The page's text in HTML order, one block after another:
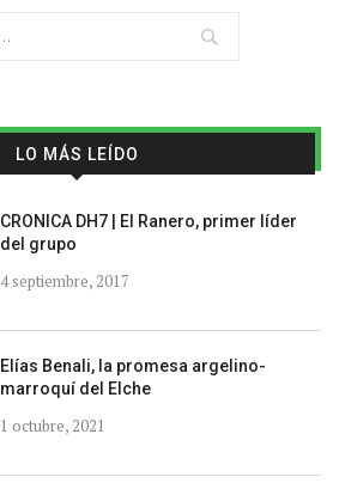
LO MÁS LEÍDO
CRONICA DH7 | El Ranero, primer líder
del grupo
4 septiembre, 2017
Elías Benali, la promesa argelino-
marroquí del Elche
1 octubre, 2021